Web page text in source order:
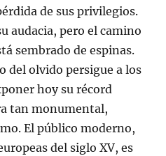
de sus privilegios.
audacia, pero el camino
sembrado de espinas.
del olvido persigue a los
hoy su récord
tan monumental,
El público moderno,
del siglo XV, es